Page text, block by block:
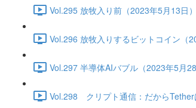
Vol.295 放牧入り前（2023年5月13日
Vol.296 放牧入りするビットコイン（
Vol.297 半導体AIバブル（2023年5月
Vol.298 クリプト通信：だから